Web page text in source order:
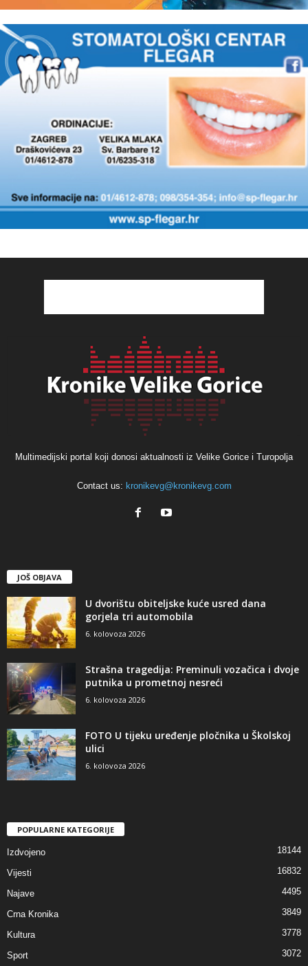
Multimedijski portal koji donosi aktualnosti iz Velike Gorice i Turopolja
Contact us: kronikevg@kronikevg.com
JOŠ OBJAVA
U dvorištu obiteljske kuće usred dana
gorjela tri automobila
6. kolovoza 2026
Strašna tragedija: Preminuli vozačica i dvoje
putnika u prometnoj nesreći
6. kolovoza 2026
FOTO U tijeku uređenje pločnika u Školskoj
ulici
6. kolovoza 2026
POPULARNE KATEGORIJE
Izdvojeno 18144
Vijesti 16832
Najave 4495
Crna Kronika 3849
Kultura 3778
Sport 3072